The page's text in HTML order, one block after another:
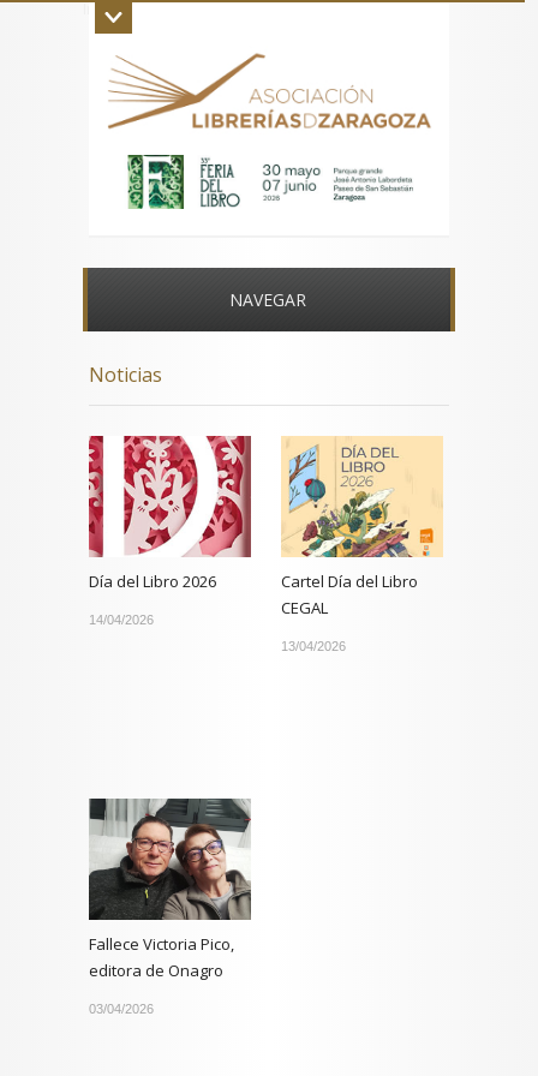
Inicio La asociación Aviso legal Contacto
NAVEGAR
Noticias
Día del Libro 2026
14/04/2026
Cartel Día del Libro
CEGAL
13/04/2026
Fallece Victoria Pico,
editora de Onagro
03/04/2026